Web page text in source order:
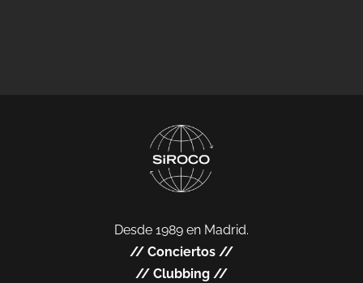
Desde 1989 en Madrid.
// Conciertos //
// Clubbing //